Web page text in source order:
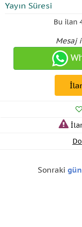
Yayın Süresi
Bu ilan
Mesaj
Sonraki